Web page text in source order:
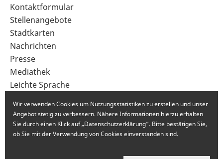
Sekundärnavigation
im
Fußbereich
Kontaktformular
Stellenangebote
Stadtkarten
Nachrichten
Presse
Mediathek
Leichte Sprache
Wir verwenden Cookies um Nutzungsstatistiken zu erstellen und unser
Angebot stetig zu verbessern. Nähere Informationen hierzu erhalten
Sie durch einen Klick auf „Datenschutzerklärung“. Bitte bestätigen Sie,
ob Sie mit der Verwendung von Cookies einverstanden sind.